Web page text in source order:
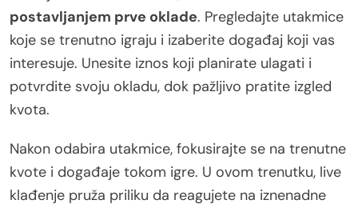
postavljanjem prve oklade. Pregledajte utakmice
koje se trenutno igraju i izaberite događaj koji vas
interesuje. Unesite iznos koji planirate ulagati i
potvrdite svoju okladu, dok pažljivo pratite izgled
kvota.
Nakon odabira utakmice, fokusirajte se na trenutne
kvote i događaje tokom igre. U ovom trenutku, live
klađenje pruža priliku da reagujete na iznenadne